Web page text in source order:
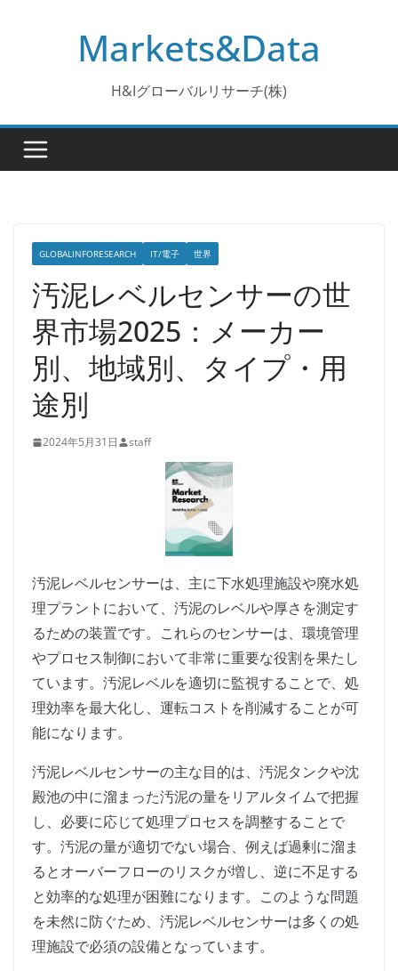
Markets&Data
H&Iグローバルリサーチ(株)
GLOBALINFORESEARCH IT/電子 世界
汚泥レベルセンサーの世
界市場2025：メーカー
別、地域別、タイプ・用
途別
2024年5月31日 staff
汚泥レベルセンサーは、主に下水処理施設や廃水処
理プラントにおいて、汚泥のレベルや厚さを測定す
るための装置です。これらのセンサーは、環境管理
やプロセス制御において非常に重要な役割を果たし
ています。汚泥レベルを適切に監視することで、処
理効率を最大化し、運転コストを削減することが可
能になります。
汚泥レベルセンサーの主な目的は、汚泥タンクや沈
殿池の中に溜まった汚泥の量をリアルタイムで把握
し、必要に応じて処理プロセスを調整することで
す。汚泥の量が適切でない場合、例えば過剰に溜ま
るとオーバーフローのリスクが増し、逆に不足する
と効率的な処理が困難になります。このような問題
を未然に防ぐため、汚泥レベルセンサーは多くの処
理施設で必須の設備となっています。